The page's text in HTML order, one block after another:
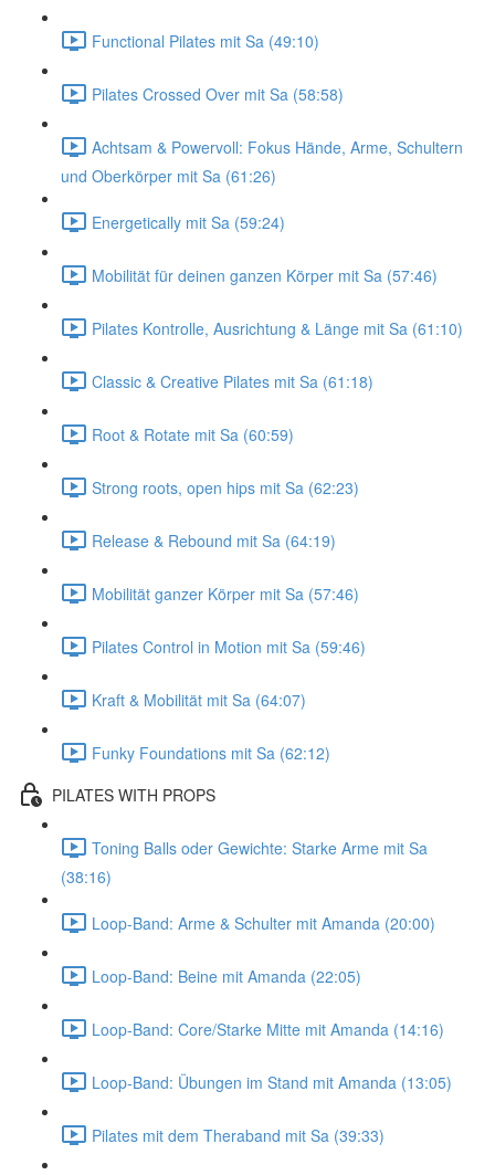
Functional Pilates mit Sa (49:10)
Pilates Crossed Over mit Sa (58:58)
Achtsam & Powervoll: Fokus Hände, Arme, Schultern
und Oberkörper mit Sa (61:26)
Energetically mit Sa (59:24)
Mobilität für deinen ganzen Körper mit Sa (57:46)
Pilates Kontrolle, Ausrichtung & Länge mit Sa (61:10)
Classic & Creative Pilates mit Sa (61:18)
Root & Rotate mit Sa (60:59)
Strong roots, open hips mit Sa (62:23)
Release & Rebound mit Sa (64:19)
Mobilität ganzer Körper mit Sa (57:46)
Pilates Control in Motion mit Sa (59:46)
Kraft & Mobilität mit Sa (64:07)
Funky Foundations mit Sa (62:12)
PILATES WITH PROPS
Toning Balls oder Gewichte: Starke Arme mit Sa
(38:16)
Loop-Band: Arme & Schulter mit Amanda (20:00)
Loop-Band: Beine mit Amanda (22:05)
Loop-Band: Core/Starke Mitte mit Amanda (14:16)
Loop-Band: Übungen im Stand mit Amanda (13:05)
Pilates mit dem Theraband mit Sa (39:33)